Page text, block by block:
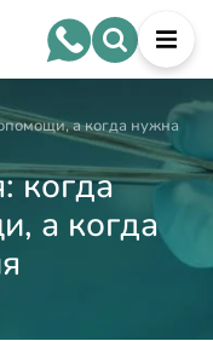
а когда нужна
когда
а когда